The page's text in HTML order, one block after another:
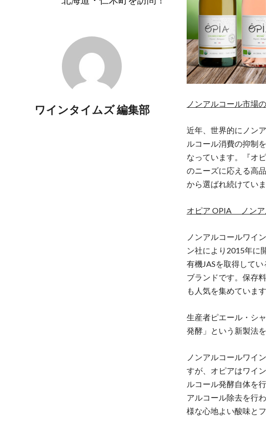
ワインタイムズ 編集部
ノンアルコール市場
近年、世界的にノン
ルコール消費の抑制
なっています。『オ
のニーズに応える高
から選ばれ続けていま
オピア OPIA ノンア
ノンアルコールワイ
ン社により2015年に
有機JASを取得して
ブランドです。保存
も人気を集めています
生産者ピエール・シ
発酵」という新製法を
ノンアルコールワイ
すが、オピアはワイ
ルコール発酵自体を
アルコール除去を行
様な心地よい酸味と